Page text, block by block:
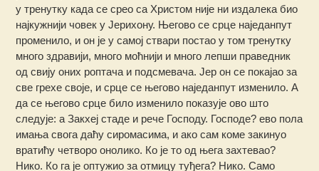
у тренутку када се срео са Христом није ни издалека био
најкужнији човек у Јерихону. Његово се срце наједанпут
променило, и он је у самој ствари постао у том тренутку
много здравији, много моћнији и много лепши праведник
од свију оних роптача и подсмевача. Јер он се покајао за
све грехе своје, и срце се његово наједанпут изменило. А
да се његово срце било изменило показује ово што
следује: а Закхеј стаде и рече Господу. Господе? ево пола
имања свога даћу сиромасима, и ако сам коме закинуо
вратићу четворо онолико. Ко је то од њега захтевао?
Нико. Ко га је оптужио за отмицу туђега? Нико. Само